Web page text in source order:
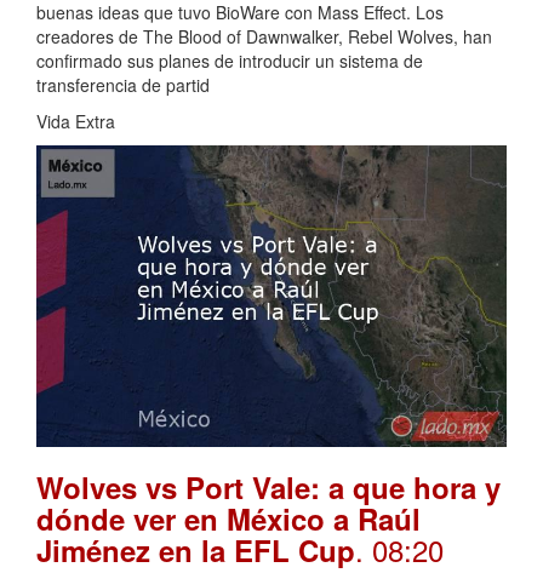
buenas ideas que tuvo BioWare con Mass Effect. Los
creadores de The Blood of Dawnwalker, Rebel Wolves, han
confirmado sus planes de introducir un sistema de
transferencia de partid
Vida Extra
Wolves vs Port Vale: a que hora y
dónde ver en México a Raúl
Jiménez en la EFL Cup. 08:20